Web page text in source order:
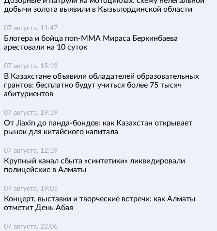
добычи золота выявили в Кызылординской области
07 августа, 11:47
Блогера и бойца поп-ММА Мираса Беркинбаева
арестовали на 10 суток
07 августа, 15:19
В Казахстане объявили обладателей образовательных
грантов: бесплатно будут учиться более 75 тысяч
абитуриентов
07 августа, 19:19
От Jiaxin до панда-бондов: как Казахстан открывает
рынок для китайского капитала
07 августа, 12:19
Крупный канал сбыта «синтетики» ликвидировали
полицейские в Алматы
07 августа, 19:05
Концерт, выставки и творческие встречи: как Алматы
отметит День Абая
07 августа, 22:06